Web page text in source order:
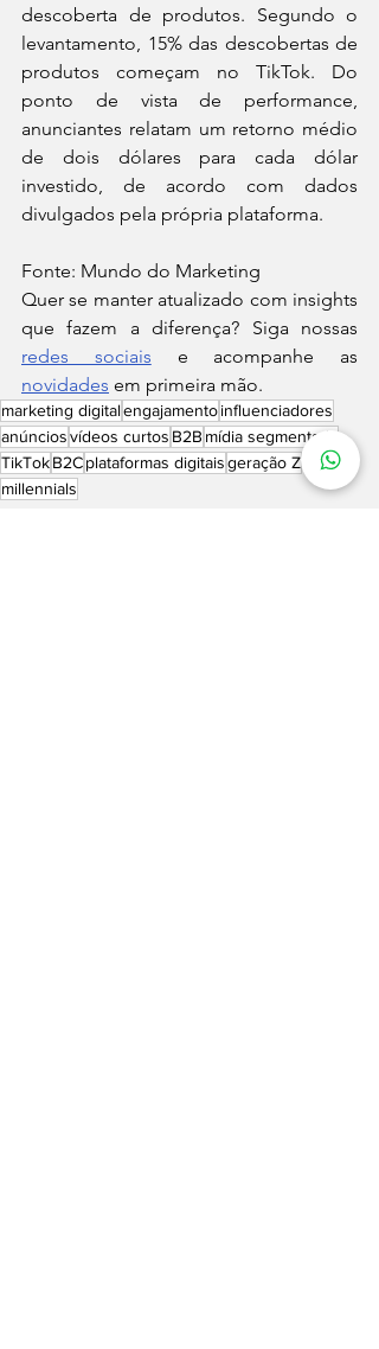
descoberta de produtos. Segundo o
levantamento, 15% das descobertas de
produtos começam no TikTok. Do
ponto de vista de performance,
anunciantes relatam um retorno médio
de dois dólares para cada dólar
investido, de acordo com dados
divulgados pela própria plataforma.
Fonte: Mundo do Marketing
Quer se manter atualizado com insights
redes sociais
novidades em primeira mão.
marketing digitalengajamentoinfluenciadores
anúnciosvídeos curtos B2B mídia segmentada
TikTokB2Cplataformas digitaisgeração Z
millennials